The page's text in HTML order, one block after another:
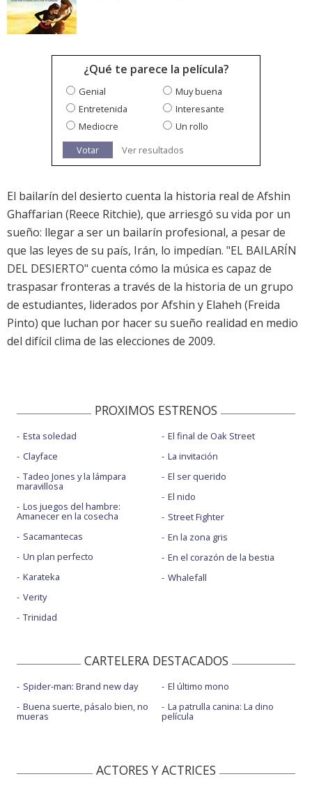
¿Qué te parece la película?
Genial
Muy buena
Entretenida
Interesante
Mediocre
Un rollo
Votar
Ver resultados
El bailarín del desierto cuenta la historia real de Afshin
Ghaffarian (Reece Ritchie), que arriesgó su vida por un
sueño: llegar a ser un bailarín profesional, a pesar de
que las leyes de su país, Irán, lo impedían. "EL BAILARÍN
DEL DESIERTO" cuenta cómo la música es capaz de
traspasar fronteras a través de la historia de un grupo
de estudiantes, liderados por Afshin y Elaheh (Freida
Pinto) que luchan por hacer su sueño realidad en medio
del difícil clima de las elecciones de 2009.
PROXIMOS ESTRENOS
Esta soledad
Clayface
Tadeo Jones y la lámpara
maravillosa
Los juegos del hambre:
Amanecer en la cosecha
Sacamantecas
Un plan perfecto
Karateka
Verity
Trinidad
El final de Oak Street
La invitación
El ser querido
El nido
Street Fighter
En la zona gris
En el corazón de la bestia
Whalefall
CARTELERA DESTACADOS
Spider-man: Brand new day
Buena suerte, pásalo bien, no
mueras
El último mono
La patrulla canina: La dino
película
ACTORES Y ACTRICES